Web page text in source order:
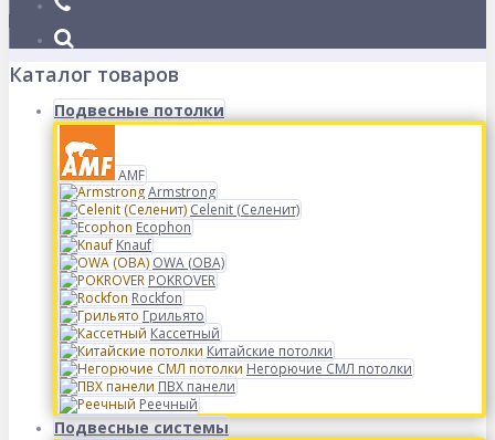
Каталог товаров
Подвесные потолки
AMF
Armstrong
Celenit (Селенит)
Ecophon
Knauf
OWA (ОВА)
POKROVER
Rockfon
Грильято
Кассетный
Китайские потолки
Негорючие СМЛ потолки
ПВХ панели
Реечный
Подвесные системы